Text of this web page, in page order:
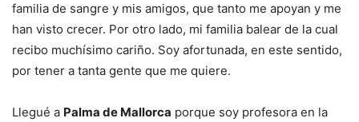
familia de sangre y mis amigos, que tanto me apoyan y me
han visto crecer. Por otro lado, mi familia balear de la cual
recibo muchísimo cariño. Soy afortunada, en este sentido,
por tener a tanta gente que me quiere.
Llegué a Palma de Mallorca porque soy profesora en la